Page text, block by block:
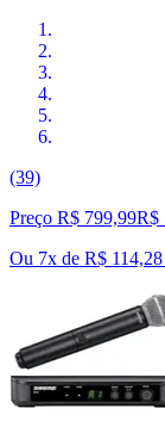
(39)
Preço R$ 799,99R$
Ou 7x de R$